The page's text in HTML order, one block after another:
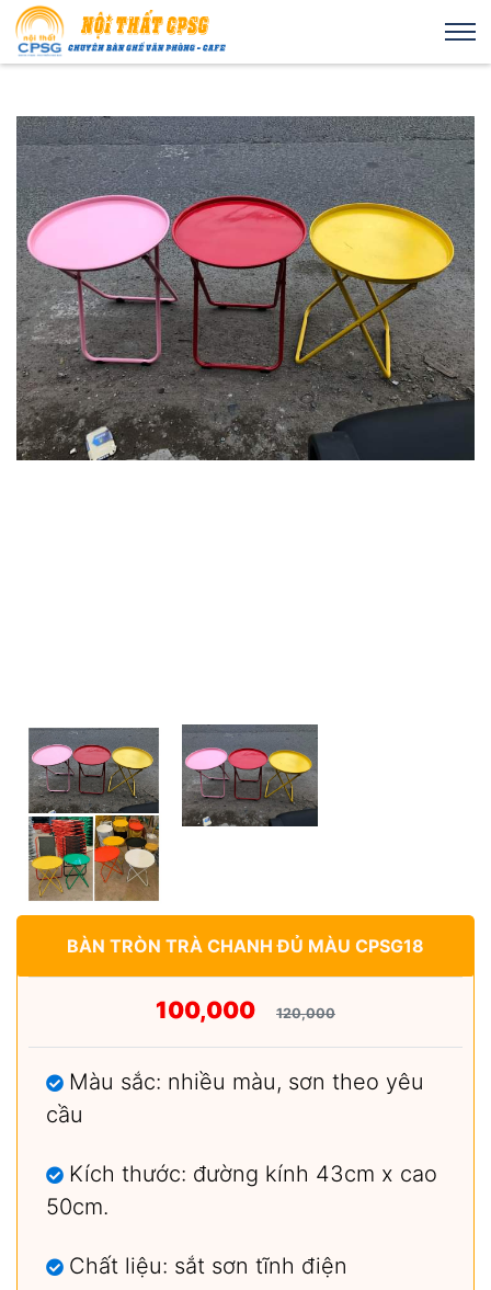
BÀN TRÒN TRÀ CHANH ĐỦ MÀU CPSG18
100,000 120,000
Màu sắc: nhiều màu, sơn theo yêu
cầu
Kích thước: đường kính 43cm x cao
50cm.
Chất liệu: sắt sơn tĩnh điện